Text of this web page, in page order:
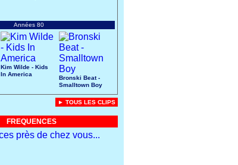
Années 80
Kim Wilde - Kids
In America
Bronski Beat -
Smalltown Boy
► TOUS LES CLIPS
FREQUENCES